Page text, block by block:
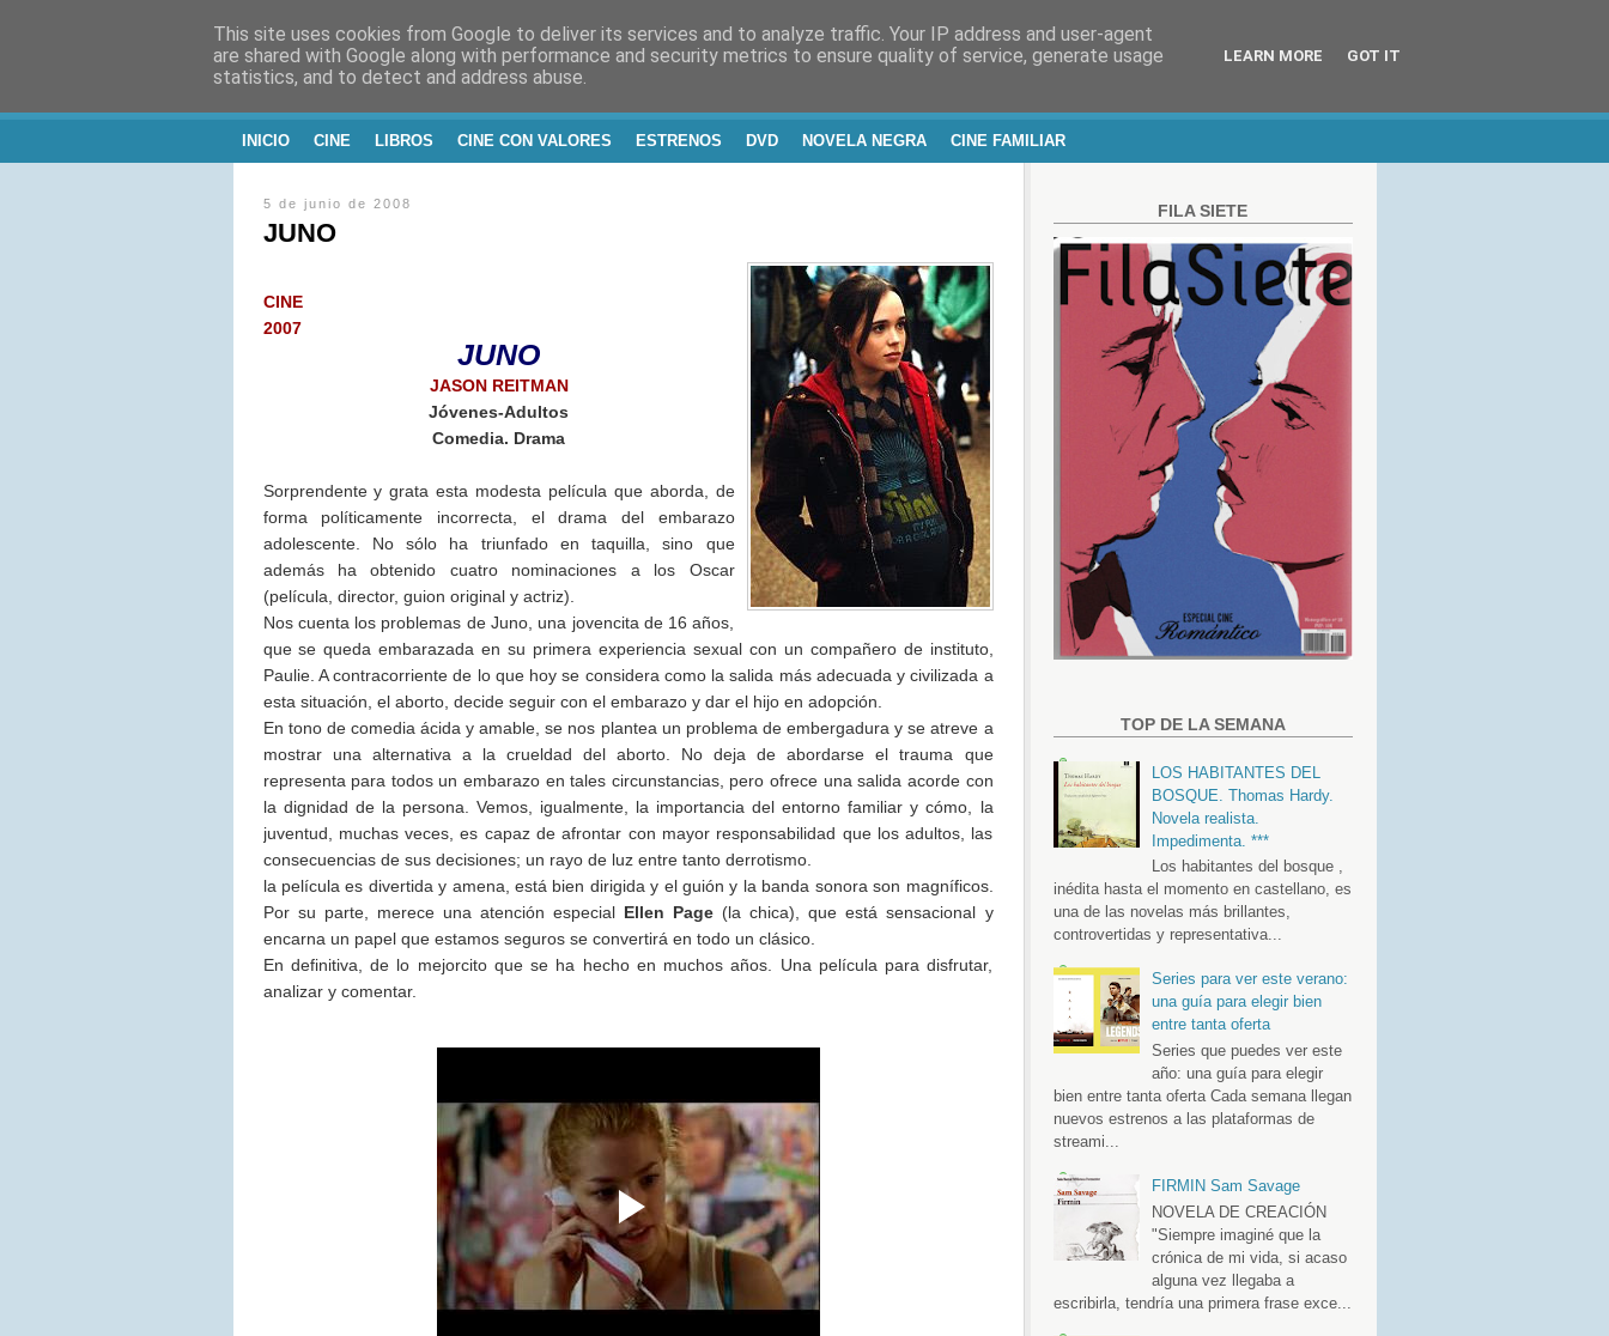
CINE, LITERATURA Y VIDA
Blog de Cine y Libros
INICIO CINE LIBROS CINE CON VALORES ESTRENOS DVD NOVELA NEGRA CINE FAMILIAR
5 de junio de 2008
JUNO
CINE
2007
JUNO
JASON REITMAN
Jóvenes-Adultos
Comedia. Drama
Sorprendente y grata esta modesta película que aborda, de
forma políticamente incorrecta, el drama del embarazo
adolescente. No sólo ha triunfado en taquilla, sino que
además ha obtenido cuatro nominaciones a los Oscar
(película, director, guion original y actriz).
Nos cuenta los problemas de Juno, una jovencita de 16 años,
que se queda embarazada en su primera experiencia sexual con un compañero de instituto,
Paulie. A contracorriente de lo que hoy se considera como la salida más adecuada y civilizada a
esta situación, el aborto, decide seguir con el embarazo y dar el hijo en adopción.
En tono de comedia ácida y amable, se nos plantea un problema de embergadura y se atreve a
mostrar una alternativa a la crueldad del aborto. No deja de abordarse el trauma que
representa para todos un embarazo en tales circunstancias, pero ofrece una salida acorde con
la dignidad de la persona. Vemos, igualmente, la importancia del entorno familiar y cómo, la
juventud, muchas veces, es capaz de afrontar con mayor responsabilidad que los adultos, las
consecuencias de sus decisiones; un rayo de luz entre tanto derrotismo.
la película es divertida y amena, está bien dirigida y el guión y la banda sonora son magníficos.
Por su parte, merece una atención especial Ellen Page (la chica), que está sensacional y
encarna un papel que estamos seguros se convertirá en todo un clásico.
En definitiva, de lo mejorcito que se ha hecho en muchos años. Una película para disfrutar,
analizar y comentar.
FILA SIETE
TOP DE LA SEMANA
LOS HABITANTES DEL
BOSQUE. Thomas Hardy.
Novela realista.
Impedimenta. ***
Los habitantes del bosque ,
inédita hasta el momento en castellano, es
una de las novelas más brillantes,
controvertidas y representativa...
Series para ver este verano:
una guía para elegir bien
entre tanta oferta
Series que puedes ver este
año: una guía para elegir
bien entre tanta oferta Cada semana llegan
nuevos estrenos a las plataformas de
streami...
FIRMIN Sam Savage
NOVELA DE CREACIÓN
"Siempre imaginé que la
crónica de mi vida, si acaso
alguna vez llegaba a
escribirla, tendría una primera frase exce...
This site uses cookies from Google to deliver its services and to analyze traffic. Your IP address and user-agent
are shared with Google along with performance and security metrics to ensure quality of service, generate usage
statistics, and to detect and address abuse.
LEARN MORE GOT IT